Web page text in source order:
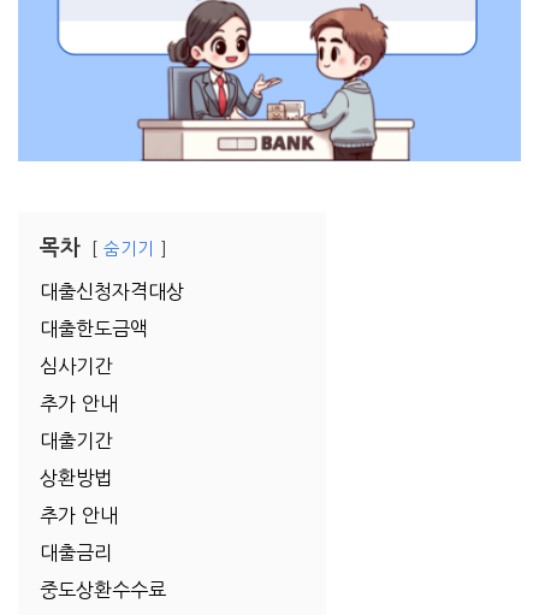
목차 숨기기
대출신청자격대상
대출한도금액
심사기간
추가 안내
대출기간
상환방법
추가 안내
대출금리
중도상환수수료